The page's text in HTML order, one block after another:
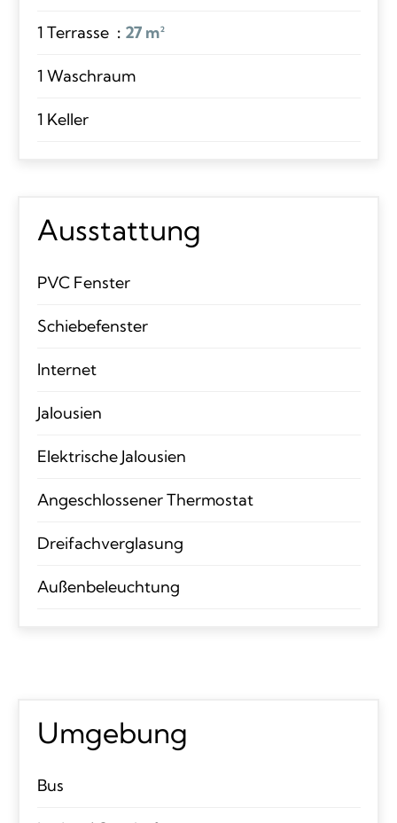
1 Terrasse 27 m²
1 Waschraum
1 Keller
Ausstattung
PVC Fenster
Schiebefenster
Internet
Jalousien
Elektrische Jalousien
Angeschlossener Thermostat
Dreifachverglasung
Außenbeleuchtung
Umgebung
Bus